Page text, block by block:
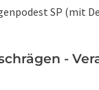
SP
-